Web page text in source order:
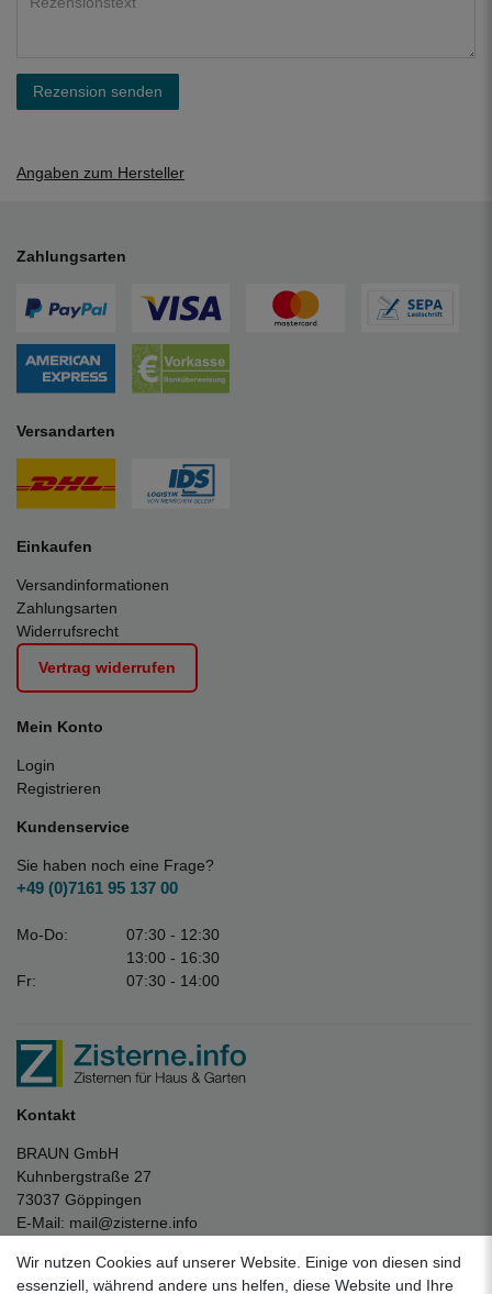
Rezension senden
Angaben zum Hersteller
Zahlungsarten
Versandarten
Einkaufen
Versandinformationen
Zahlungsarten
Widerrufsrecht
Vertrag widerrufen
Mein Konto
Login
Registrieren
Kundenservice
Sie haben noch eine Frage?
+49 (0)7161 95 137 00
Mo-Do:
07:30 - 12:30
13:00 - 16:30
Fr:
07:30 - 14:00
Kontakt
BRAUN GmbH
Kuhnbergstraße 27
73037 Göppingen
E-Mail: mail@zisterne.info
Unternehmen
Wir nutzen Cookies auf unserer Website. Einige von diesen sind
essenziell, während andere uns helfen, diese Website und Ihre